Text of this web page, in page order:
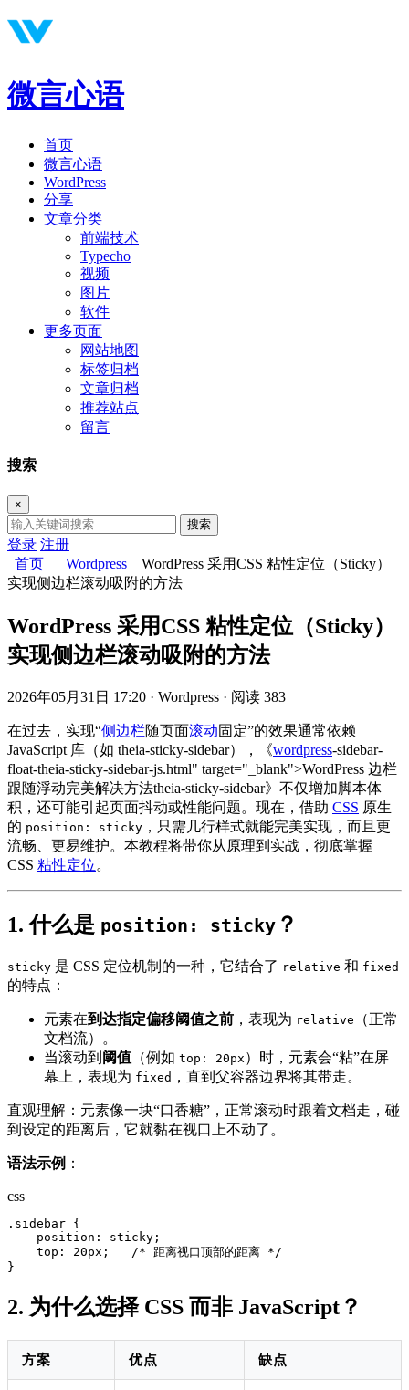
微言心语
首页
微言心语
WordPress
分享
文章分类
前端技术
Typecho
视频
图片
软件
更多页面
网站地图
标签归档
文章归档
推荐站点
留言
搜索
×
搜索
登录 注册
首页
Wordpress
WordPress 采用CSS 粘性定位（Sticky）
实现侧边栏滚动吸附的方法
WordPress 采用CSS 粘性定位（Sticky）
实现侧边栏滚动吸附的方法
2026年05月31日 17:20 · Wordpress · 阅读 383
在过去，实现“侧边栏随页面滚动固定”的效果通常依赖
JavaScript 库（如 theia-sticky-sidebar），《wordpress-sidebar-
float-theia-sticky-sidebar-js.html" target="_blank">WordPress 边栏
跟随浮动完美解决方法theia-sticky-sidebar》不仅增加脚本体
积，还可能引起页面抖动或性能问题。现在，借助 CSS 原生
的 position: sticky ，只需几行样式就能完美实现，而且更
流畅、更易维护。本教程将带你从原理到实战，彻底掌握
CSS 粘性定位。
1. 什么是 position: sticky ？
sticky 是 CSS 定位机制的一种，它结合了 relative 和 fixed
的特点：
元素在到达指定偏移阈值之前 ，表现为 relative
（正常
文档流）。
当滚动到 阈值 （例如 top: 20px ）时，元素会“粘”在屏
幕上，表现为 fixed ，直到父容器边界将其带走。
直观理解：元素像一块“口香糖”，正常滚动时跟着文档走，碰
到设定的距离后，它就黏在视口上不动了。
语法示例 ：
css
.sidebar {
    position: sticky;
    top: 20px;   /* 距离视口顶部的距离 */
}
2. 为什么选择 CSS 而非 JavaScript？
方案 优点 缺点